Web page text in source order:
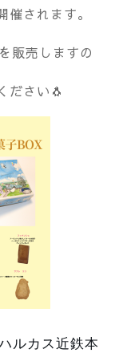
されます。
販売しますの
ださい🐧
ルカス近鉄本